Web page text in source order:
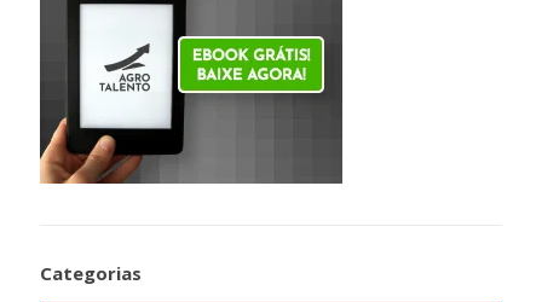
Categorias